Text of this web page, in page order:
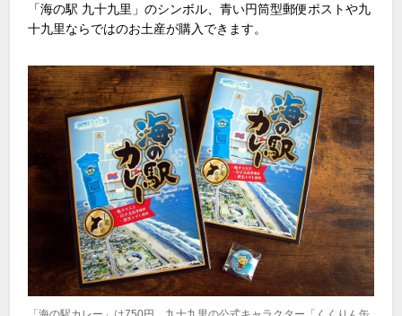
「海の駅 九十九里」のシンボル、青い円筒型郵便ポストや九
十九里ならではのお土産が購入できます。